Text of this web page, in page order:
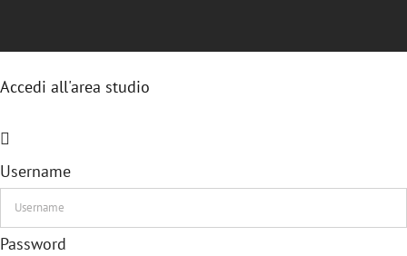
Accedi all'area studio
Username
Password